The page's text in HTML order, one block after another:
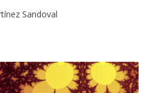
Sandoval